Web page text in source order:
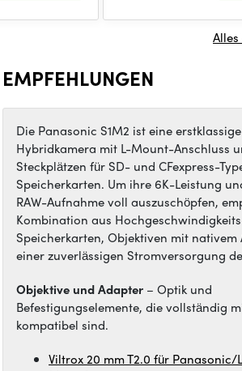
EMPFEHLUNGEN
Die Panasonic S1M2 ist eine
Hybridkamera mit L-Mount-Anschluss
Steckplätzen für SD- und CFexpress-
Speicherkarten. Um ihre 6K-Leistung
RAW-Aufnahme voll auszuschöpfen,
Kombination aus
Speicherkarten, Objektiven mit nativem
einer zuverlässigen Stromversorgung
Objektive und Adapter – Optik und
Befestigungselemente, die vollständig
kompatibel sind.
Viltrox 20 mm T2.0 für Panasonic/